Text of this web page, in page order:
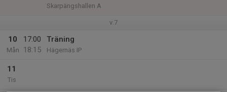
Skarpängshallen A
v.7
10
Mån
17:00
18:15
Träning
Hägernäs IP
11
Tis